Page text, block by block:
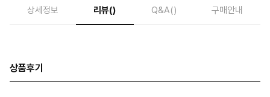
상세정보 리뷰() Q&A() 구매안내
상품후기